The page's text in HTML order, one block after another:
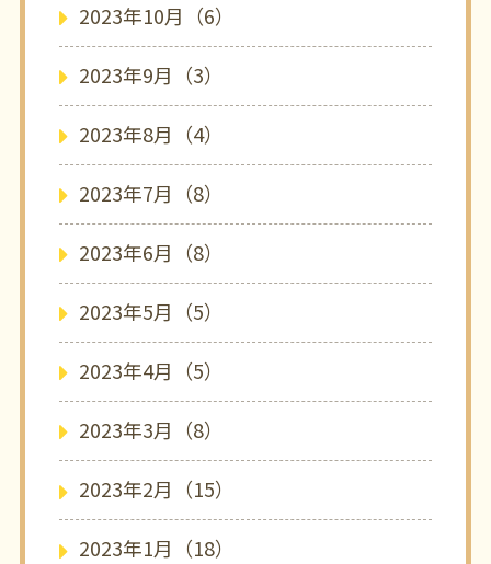
2023年10月（6）
2023年9月（3）
2023年8月（4）
2023年7月（8）
2023年6月（8）
2023年5月（5）
2023年4月（5）
2023年3月（8）
2023年2月（15）
2023年1月（18）